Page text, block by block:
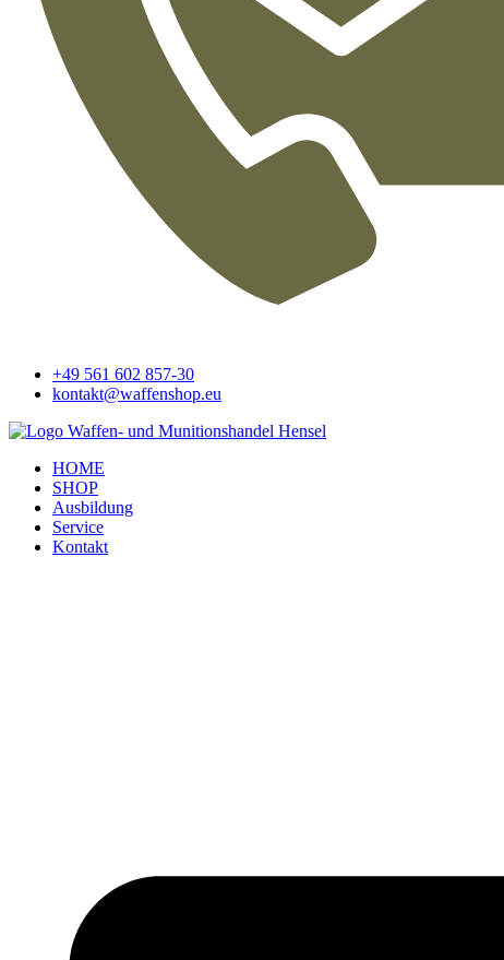
+49 561 602 857-30
kontakt@waffenshop.eu
HOME
SHOP
Ausbildung
Service
Kontakt